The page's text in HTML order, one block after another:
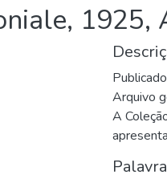
1925,
Arquivo
A